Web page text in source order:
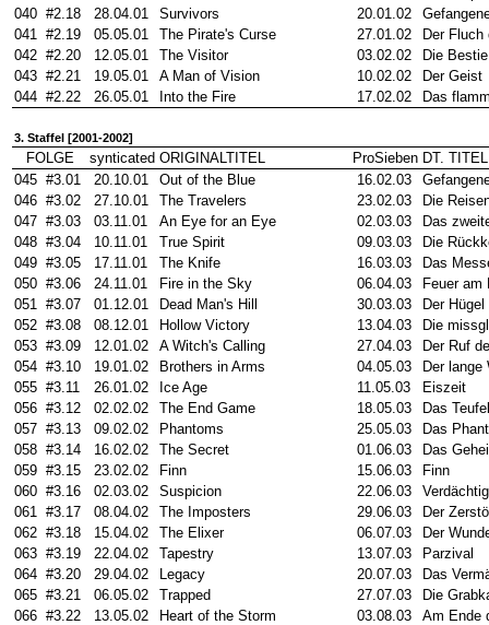
040 #2.18 28.04.01 Survivors 20.01.02
041 #2.19 05.05.01 The Pirate's Curse 27.01.02
Der Fluch
042 #2.20 12.05.01 The Visitor 03.02.02
Die Bestie
043 #2.21 19.05.01 A Man of Vision 10.02.02
Der Geist
044 #2.22 26.05.01 Into the Fire 17.02.02 Das
3. Staffel [2001-2002]
FOLGE synticated ORIGINALTITEL ProSieben DT. TITEL
045 #3.01 20.10.01 Out of the Blue 16.02.03
046 #3.02 27.10.01 The Travelers 23.02.03
Die
047 #3.03 03.11.01 An Eye for an Eye 02.03.03
Das
048 #3.04 10.11.01 True Spirit 09.03.03
Die
049 #3.05 17.11.01 The Knife 16.03.03
Das
050 #3.06 24.11.01 Fire in the Sky 06.04.03
Feuer am
051 #3.07 01.12.01 Dead Man's Hill 30.03.03
Der
052 #3.08 08.12.01 Hollow Victory 13.04.03
Die
053 #3.09 12.01.02 A Witch's Calling 27.04.03
Der Ruf
054 #3.10 19.01.02 Brothers in Arms 04.05.03
Der lange
055 #3.11 26.01.02 Ice Age 11.05.03
Eiszeit
056 #3.12 02.02.02 The End Game 18.05.03
Das
057 #3.13 09.02.02 Phantoms 25.05.03
Das
058 #3.14 16.02.02 The Secret 01.06.03
Das
059 #3.15 23.02.02 Finn 15.06.03
Finn
060 #3.16 02.03.02 Suspicion 22.06.03
061 #3.17 08.04.02 The Imposters 29.06.03
Der
062 #3.18 15.04.02 The Elixer 06.07.03
Der
063 #3.19 22.04.02 Tapestry 13.07.03
Parzival
064 #3.20 29.04.02 Legacy 20.07.03
Das
065 #3.21 06.05.02 Trapped 27.07.03
Die
066 #3.22 13.05.02 Heart of the Storm 03.08.03 Am Ende